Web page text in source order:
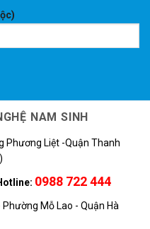
NAM SINH
Phương Liệt -Quận Thanh
0988 722 444
Mỗ Lao - Quận Hà